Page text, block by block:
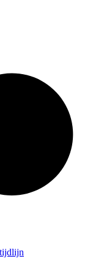
tijdlijn